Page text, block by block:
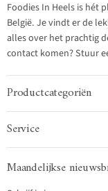
Foodies In Heels is hét
België. Je vindt er de
alles over het prachtig
contact komen? Stuur
Productcategoriën
Service
Maandelijkse